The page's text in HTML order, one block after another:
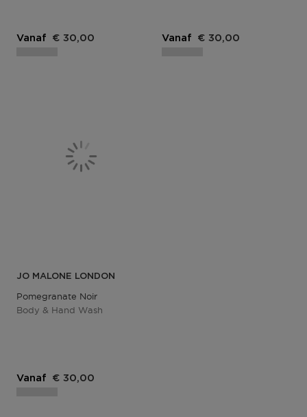
Vanaf € 30,00 Vanaf € 30,00
JO MALONE LONDON
Pomegranate Noir
Body & Hand Wash
Vanaf € 30,00